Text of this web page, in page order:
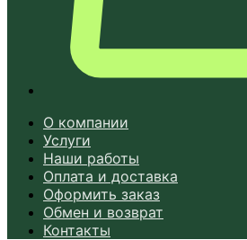
О компании
Услуги
Наши работы
Оплата и доставка
Оформить заказ
Обмен и возврат
Контакты